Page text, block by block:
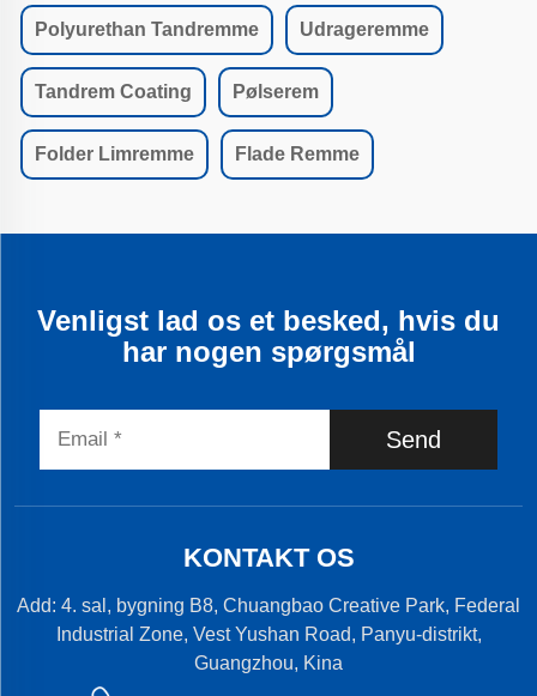
Polyurethan Tandremme Udrageremme
Tandrem Coating Pølserem
Folder Limremme Flade Remme
Venligst lad os et besked, hvis du
har nogen spørgsmål
Send
KONTAKT OS
Add: 4. sal, bygning B8, Chuangbao Creative Park, Federal
Industrial Zone, Vest Yushan Road, Panyu-distrikt,
Guangzhou, Kina